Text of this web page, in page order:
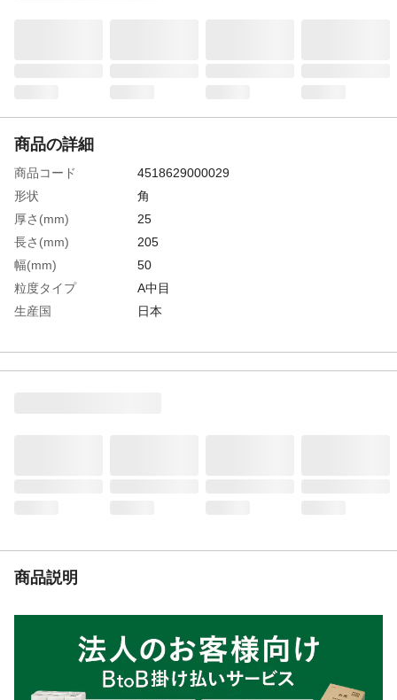
商品の詳細
商品コード
4518629000029
形状
角
厚さ(mm)
25
長さ(mm)
205
幅(mm)
50
粒度タイプ
A中目
生産国
日本
商品説明